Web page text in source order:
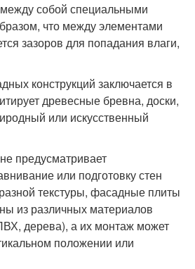
собой специальными
что между элементами
зазоров для попадания влаги,
конструкций заключается в
древесные бревна, доски,
или искусственный
предусматривает
или подготовку стен
текстуры, фасадные плиты
из различных материалов
дерева), а их монтаж может
положении или